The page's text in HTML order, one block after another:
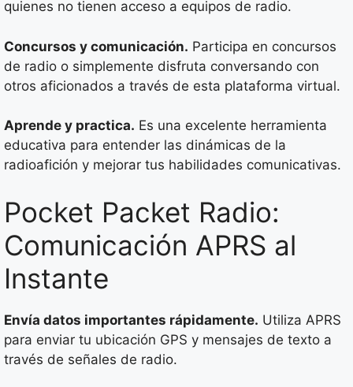
quienes no tienen acceso a equipos de radio.
Concursos y comunicación. Participa en concursos
de radio o simplemente disfruta conversando con
otros aficionados a través de esta plataforma virtual.
Aprende y practica. Es una excelente herramienta
educativa para entender las dinámicas de la
radioafición y mejorar tus habilidades comunicativas.
Pocket Packet Radio:
Comunicación APRS al
Instante
Envía datos importantes rápidamente. Utiliza APRS
para enviar tu ubicación GPS y mensajes de texto a
través de señales de radio.